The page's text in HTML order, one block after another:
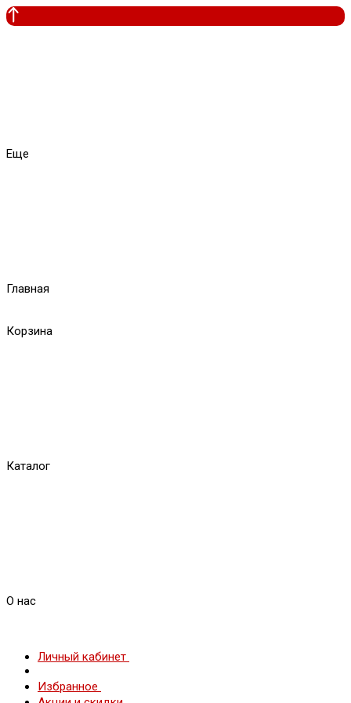
Еще
Главная
Корзина
Каталог
О нас
Личный кабинет
Избранное